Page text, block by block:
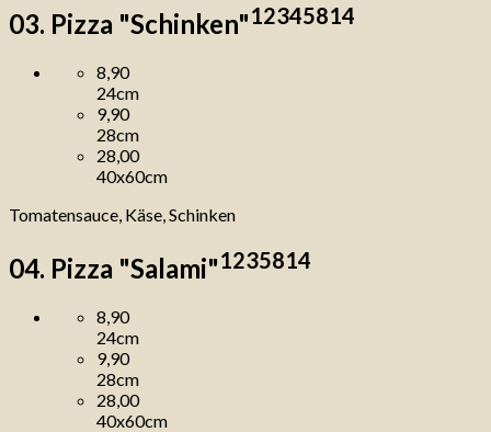
03. Pizza "Schinken"12345814
8,90
24cm
9,90
28cm
28,00
40x60cm
Tomatensauce, Käse, Schinken
04. Pizza "Salami"1235814
8,90
24cm
9,90
28cm
28,00
40x60cm